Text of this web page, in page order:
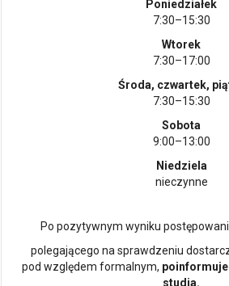
Poniedziałek
7:30–15:30
Wtorek
7:30–17:00
Środa, czwartek,
7:30–15:30
Sobota
9:00–13:00
Niedziela
nieczynne
Po pozytywnym wyniku
polegającego na sprawdzeniu
pod względem formalnym,
studia.